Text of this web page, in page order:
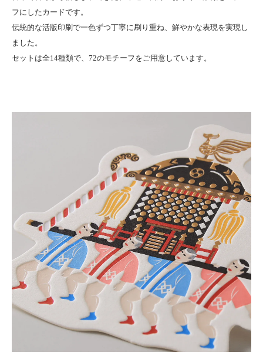
フにしたカードです。
伝統的な活版印刷で一色ずつ丁寧に刷り重ね、鮮やかな表現を実現し
ました。
セットは全14種類で、72のモチーフをご用意しています。